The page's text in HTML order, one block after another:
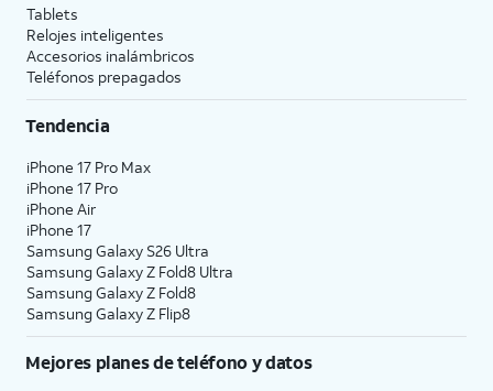
Tablets
Relojes inteligentes
Accesorios inalámbricos
Teléfonos prepagados
Tendencia
iPhone 17 Pro Max
iPhone 17 Pro
iPhone Air
iPhone 17
Samsung Galaxy S26 Ultra
Samsung Galaxy Z Fold8 Ultra
Samsung Galaxy Z Fold8
Samsung Galaxy Z Flip8
Mejores planes de teléfono y datos